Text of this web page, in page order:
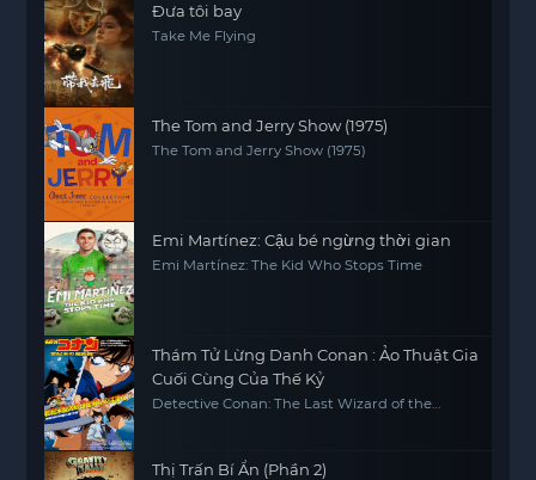
Đưa tôi bay
Take Me Flying
The Tom and Jerry Show (1975)
The Tom and Jerry Show (1975)
Emi Martínez: Cậu bé ngừng thời gian
Emi Martínez: The Kid Who Stops Time
Thám Tử Lừng Danh Conan : Ảo Thuật Gia
Cuối Cùng Của Thế Kỷ
Detective Conan: The Last Wizard of the
Thị Trấn Bí Ẩn (Phần 2)